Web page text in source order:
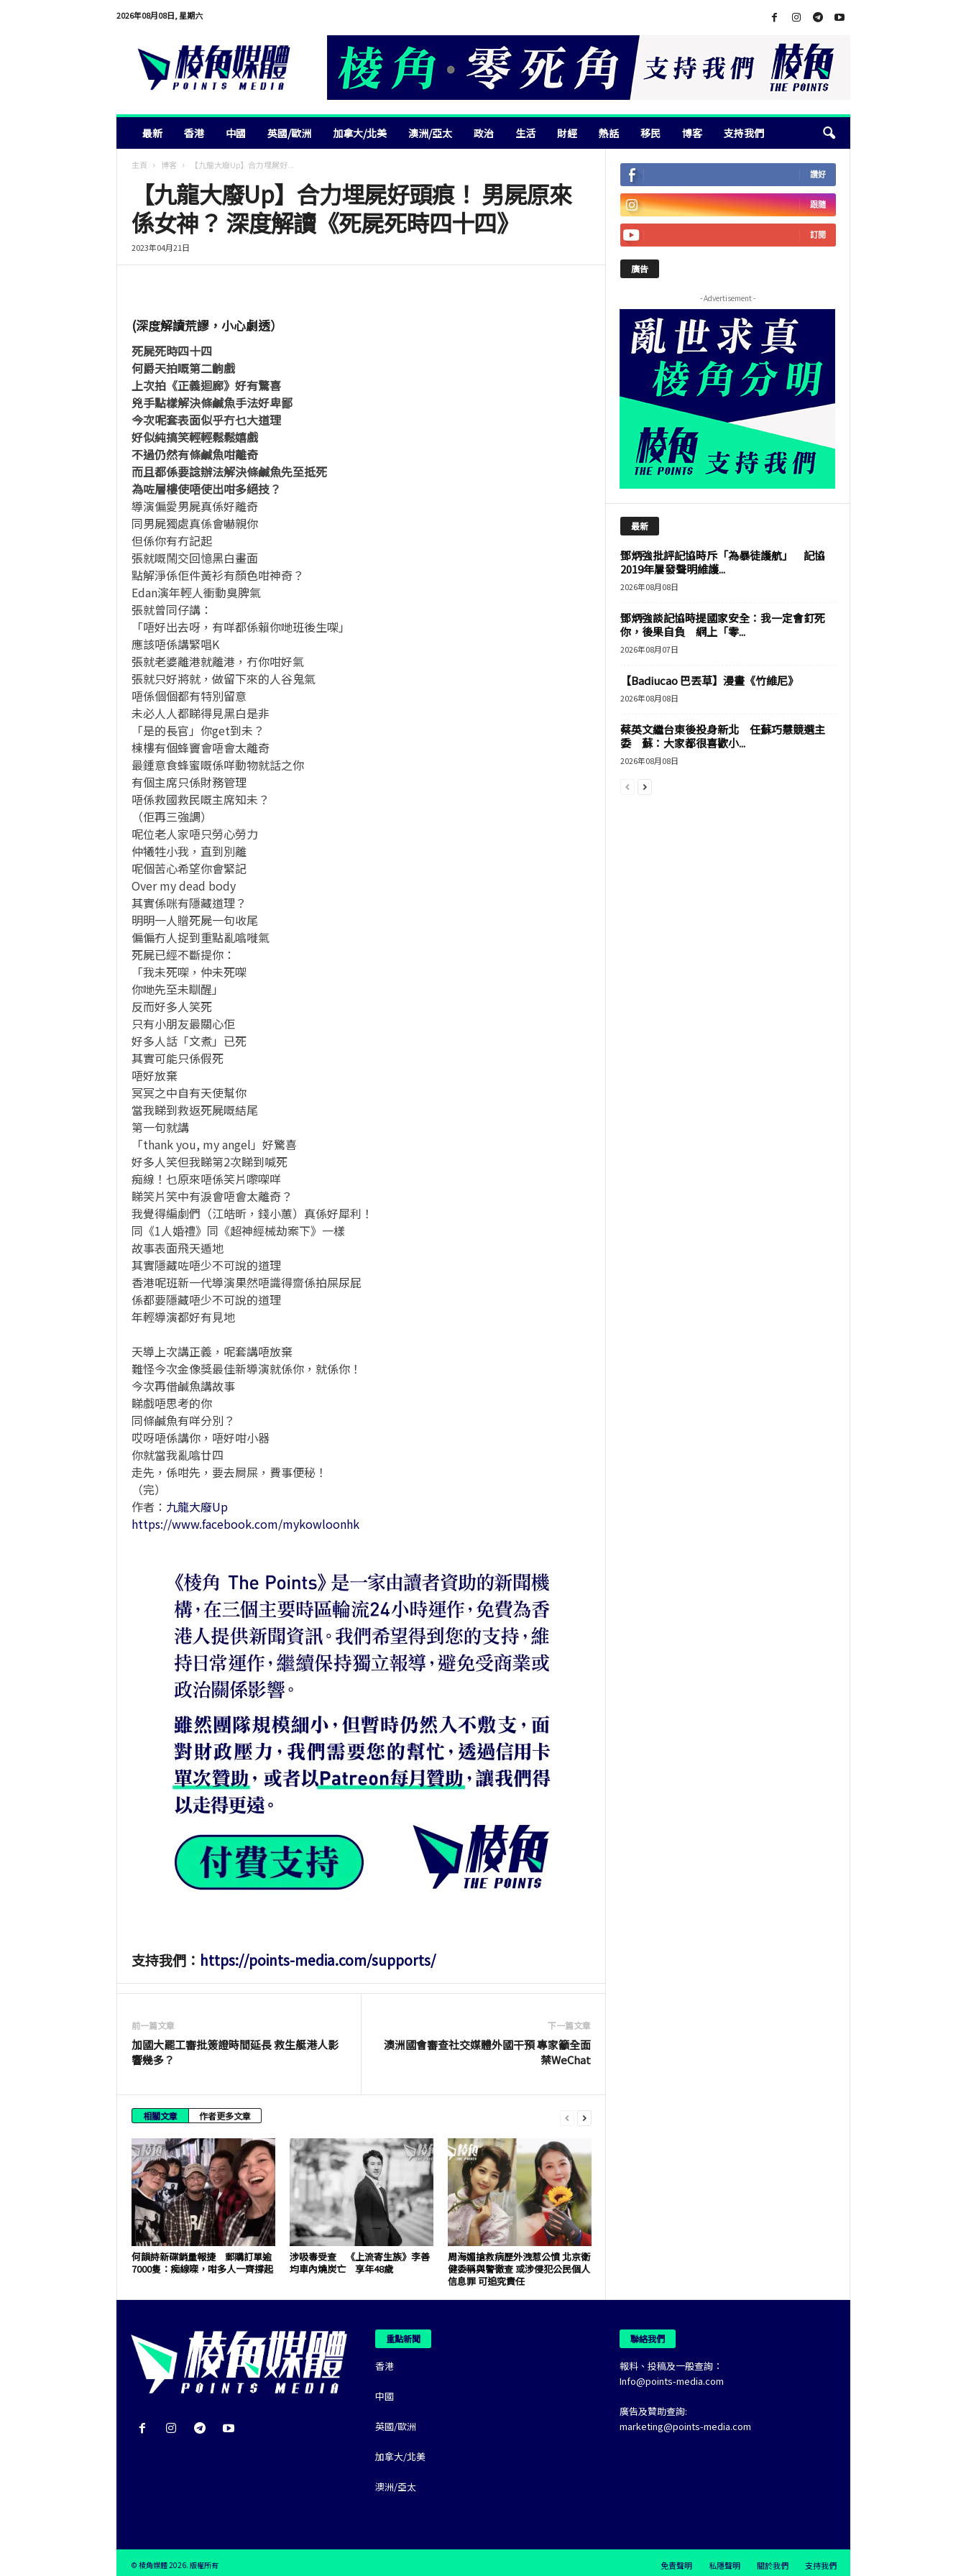
2026年08月08日, 星期六
最新 香港 中國 英國/歐洲 加拿大/北美 澳洲/亞太 政治 生活 財經 熱話 移民 博客 支持我們
主頁 博客 【九龍大廢Up】合力埋屍好...
【九龍大廢Up】合力埋屍好頭痕！ 男屍原來
係女神？ 深度解讀《死屍死時四十四》
2023年04月21日
(深度解讀荒謬，小心劇透）
死屍死時四十四
何爵天拍嘅第二齣戲
上次拍《正義迴廊》好有驚喜
兇手點樣解決條鹹魚手法好卑鄙
今次呢套表面似乎冇乜大道理
好似純搞笑輕輕鬆鬆嬉戲
不過仍然有條鹹魚咁離奇
而且都係要諗辦法解決條鹹魚先至抵死
為咗層樓使唔使出咁多絕技？
導演偏愛男屍真係好離奇
同男屍獨處真係會嚇親你
但係你有冇記起
張就嘅鬧交回憶黑白畫面
點解淨係佢件黃衫有顏色咁神奇？
Edan演年輕人衝動臭脾氣
張就曾同仔講：
「唔好出去呀，有咩都係賴你哋班後生㗎」
應該唔係講緊唱K
張就老婆離港就離港，冇你咁好氣
張就只好將就，做留下來的人谷鬼氣
唔係個個都有特別留意
未必人人都睇得見黑白是非
「是的長官」你get到未？
棟樓有個蜂竇會唔會太離奇
最鍾意食蜂蜜嘅係咩動物就話之你
有個主席只係財務管理
唔係救國救民嘅主席知未？
（佢再三強調）
呢位老人家唔只勞心勞力
仲犧牲小我，直到別離
呢個苦心希望你會緊記
Over my dead body
其實係咪有隱藏道理？
明明一人贈死屍一句收尾
偏偏冇人捉到重點亂噏嘥氣
死屍已經不斷提你：
「我未死㗎，仲未死㗎
你哋先至未瞓醒」
反而好多人笑死
只有小朋友最關心佢
好多人話「文煮」已死
其實可能只係假死
唔好放棄
冥冥之中自有天使幫你
當我睇到救返死屍嘅結尾
第一句就講
「thank you, my angel」好驚喜
好多人笑但我睇第2次睇到喊死
痴線！乜原來唔係笑片嚟㗎咩
睇笑片笑中有淚會唔會太離奇？
我覺得編劇們（江皓昕，錢小蕙）真係好犀利！
同《1人婚禮》同《超神經械劫案下》一樣
故事表面飛天遁地
其實隱藏咗唔少不可說的道理
香港呢班新一代導演果然唔識得齋係拍屎尿屁
係都要隱藏唔少不可說的道理
年輕導演都好有見地
天導上次講正義，呢套講唔放棄
難怪今次金像獎最佳新導演就係你，就係你！
今次再借鹹魚講故事
睇戲唔思考的你
同條鹹魚有咩分別？
哎呀唔係講你，唔好咁小器
你就當我亂噏廿四
走先，係咁先，要去屙屎，費事便秘！
（完）
作者： 九龍大廢Up
https://www.facebook.com/mykowloonhk
支持我們： https://points-media.com/supports/
前一篇文章
加國大罷工審批簽證時間延長 救生艇港人影
響幾多？
下一篇文章
澳洲國會審查社交媒體外國干預 專家籲全面
禁WeChat
相關文章 作者更多文章
何韻詩新碟銷量報捷 郵購訂單逾
7000隻：痴線㗎，咁多人一齊撐起
涉吸毒受查 《上流寄生族》李善
均車內燒炭亡 享年48歲
周海媚搶救病歷外洩惹公憤 北京衛
健委稱與警徹查 或涉侵犯公民個人
信息罪 可追究責任
讚好
跟隨
訂閱
廣告
- Advertisement -
最新
鄧炳強批評記協時斥「為暴徒護航」 記協
2019年屢發聲明維護...
2026年08月08日
鄧炳強談記協時提國家安全：我一定會釘死
你，後果自負 網上「零...
2026年08月07日
【Badiucao 巴丟草】漫畫《竹維尼》
2026年08月08日
蔡英文繼台東後投身新北 任蘇巧慧競選主
委 蘇：大家都很喜歡小...
2026年08月08日
重點新聞
香港
中國
英國/歐洲
加拿大/北美
澳洲/亞太
聯絡我們
報料、投稿及一般查詢：
Info@points-media.com
廣告及贊助查詢:
marketing@points-media.com
免責聲明 私隱聲明 關於我們 支持我們
© 棱角媒體 2026. 版權所有